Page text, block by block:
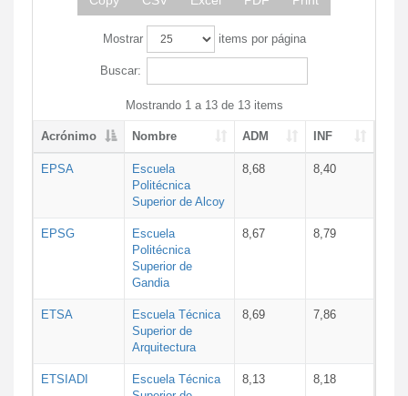
Mostrar items por página
Buscar:
Mostrando 1 a 13 de 13 items
Acrónimo Nombre ADM INF
EPSA
Escuela
Politécnica
Superior de Alcoy
8,68 8,40
EPSG
Escuela
Politécnica
Superior de
Gandia
8,67 8,79
ETSA
Escuela Técnica
Superior de
Arquitectura
8,69 7,86
ETSIADI
Escuela Técnica
8,13 8,18